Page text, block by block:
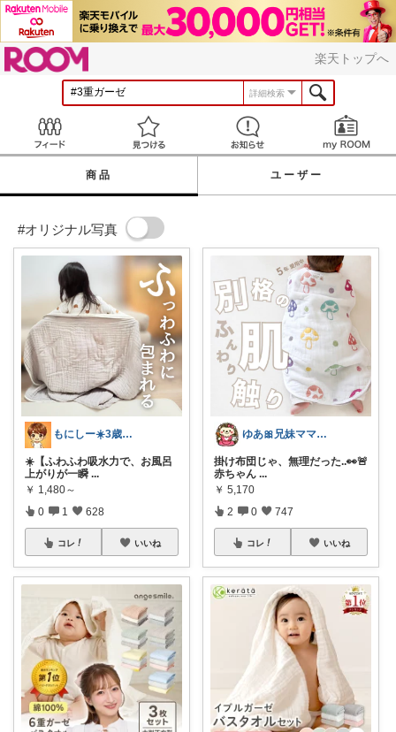
楽天トップへ
詳細検索
見つける お知らせ
商品 ユーザー
#オリジナル写真
もにしー☀️3歳娘と0歳息子のパパ🧡
☀️【ふわふわ吸水力で、お風呂
上がりが一瞬 ...
￥ 1,480～
0 1 628
コレ いいね
ゆあ🎀兄妹ママの育児と暮らし
掛け布団じゃ、無理だった..👀🚨
赤ちゃん ...
￥ 5,170
2 0 747
コレ いいね